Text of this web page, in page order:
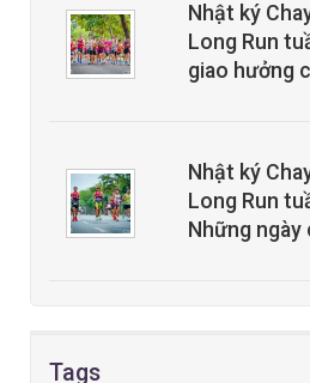
Nhật ký
Long Run
giao hưởng
Nhật ký
Long Run
Những ngày
Tags